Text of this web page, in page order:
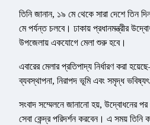
তিনি জানান, ১৯ মে থেকে সারা দেশে তিন
মে পর্যন্ত চলবে। ঢাকায় প্রধানমন্ত্রীর
উপজেলায় একযোগে মেলা শুরু হবে।
এবারের মেলার প্রতিপাদ্য নির্ধারণ করা
ব্যবস্থাপনা, নিরাপদ ভূমি এবং সমৃদ্ধ
সংবাদ সম্মেলনে জানানো হয়, উদ্বোধনের পর
সেবা কেন্দ্র পরিদর্শন করবেন। এ সময় তিনি